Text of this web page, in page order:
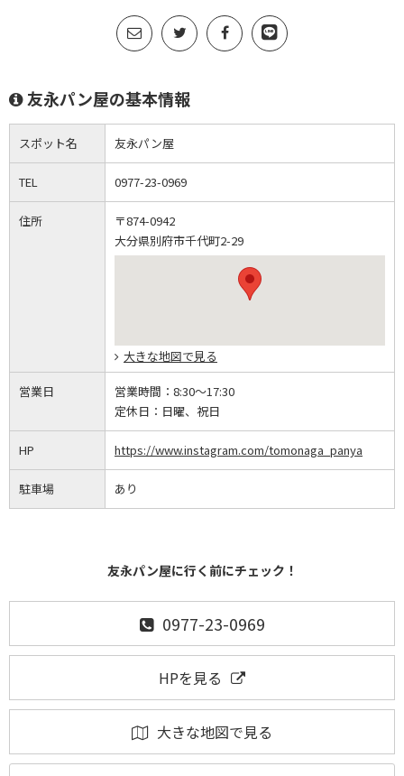
友永パン屋の基本情報
スポット名 友永パン屋
TEL 0977-23-0969
住所
〒874-0942
大分県別府市千代町2-29
大きな地図で見る
営業日 営業時間： 8:30～17:30
定休日： 日曜、祝日
HP https://www.instagram.com/tomonaga_panya
駐車場 あり
友永パン屋に行く前にチェック！
0977-23-0969
HPを見る
大きな地図で見る